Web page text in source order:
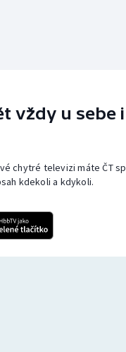
vždy u sebe
chytré televizi máte ČT
kdekoli a kdykoli.